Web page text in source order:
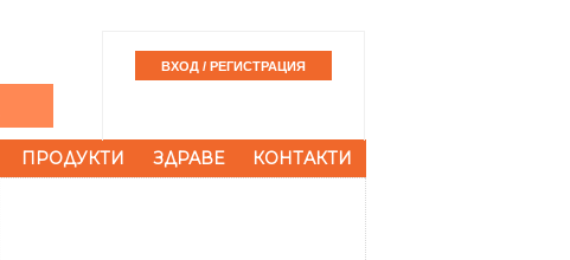
ПРОДУКТИ ЗДРАВЕ КОНТАКТИ